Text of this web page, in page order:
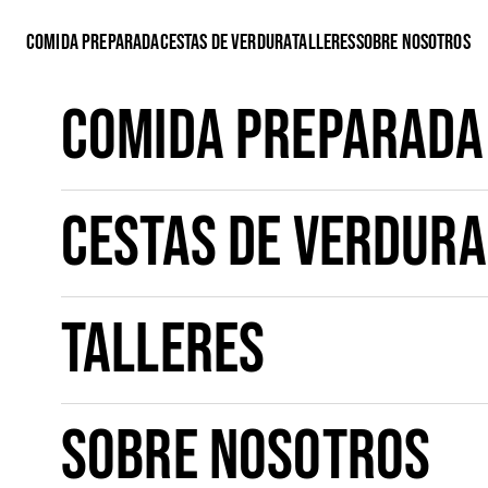
Comida preparadaCestas de verduraTalleresSobre nosotros
Comida preparada
Cestas de verdura
Talleres
Sobre nosotros